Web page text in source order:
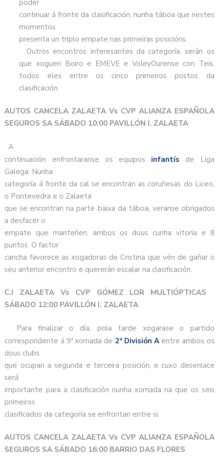
poder
continuar á fronte da clasificación, nunha táboa que nestes
momentos
presenta un triplo empate nas primeiras posicións.
Outros encontros interesantes da categoría, serán os
que xoguen Boiro e EMEVE e VoleyOurense con Teis,
todos eles entre os cinco primeiros postos da
clasificación.
AUTOS CANCELA ZALAETA Vs CVP ALIANZA ESPAÑOLA
SEGUROS SA SÁBADO 10:00 PAVILLÓN I. ZALAETA
A
continuación enfrontaranse os equipos infantís de Liga
Galega. Nunha
categoría á fronte da cal se encontran as coruñesas do Liceo,
o Pontevedra e o Zalaeta
que se encontran na parte baixa da táboa, veranse obrigados
a desfacer o
empate que manteñen, ambos os dous cunha vitoria e 8
puntos. O factor
cancha favorece as xogadoras de Cristina que vén de gañar o
seu anterior encontro e quererán escalar na clasificación.
C.I ZALAETA Vs CVP GÓMEZ LOR MULTIÓPTICAS
SÁBADO 12:00 PAVILLÓN I. ZALAETA
Para finalizar o día, pola tarde xogarase o partido
correspondente á 9ª xornada de 2ª División Aentre ambos os
dous clubs
que ocupan a segunda e terceira posición, e cuxo desenlace
será
importante para a clasificación nunha xornada na que os seis
primeiros
clasificados da categoría se enfrontan entre si.
AUTOS CANCELA ZALAETA Vs CVP ALIANZA ESPAÑOLA
SEGUROS SA SÁBADO 16:00 BARRIO DAS FLORES